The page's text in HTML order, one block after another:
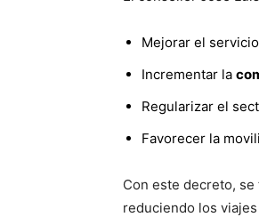
Mejorar el
Incrementar la
Regularizar el
Favorecer la
Con este decreto,
reduciendo los